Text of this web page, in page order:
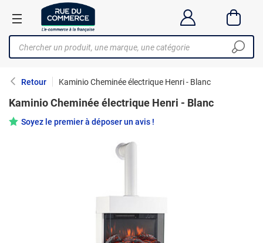
Retour Kaminio Cheminée électrique Henri - Blanc
Kaminio Cheminée électrique Henri - Blanc
Soyez le premier à déposer un avis !